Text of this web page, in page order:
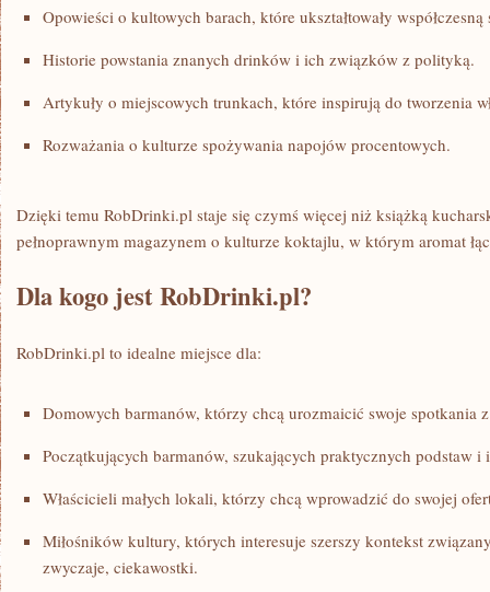
Opowieści o kultowych barach, które ukształtowały
Historie powstania znanych drinków i ich związków z polityką.
Artykuły o miejscowych trunkach, które inspirują do tworzenia
Rozważania o kulturze spożywania napojów procentowych.
Dzięki temu RobDrinki.pl staje się czymś więcej niż książką
pełnoprawnym magazynem o kulturze koktajlu, w którym aromat
Dla kogo jest RobDrinki.pl?
RobDrinki.pl to idealne miejsce dla:
Domowych barmanów, którzy chcą urozmaicić swoje spotkania
Początkujących barmanów, szukających praktycznych podstaw i
Właścicieli małych lokali, którzy chcą wprowadzić do swojej
Miłośników kultury, których interesuje szerszy kontekst
zwyczaje, ciekawostki.